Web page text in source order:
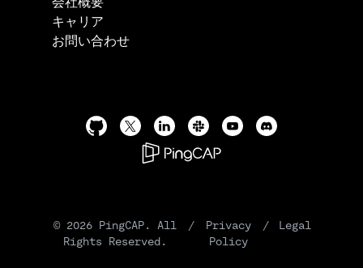
キャリア
お問い合わせ
© 2026PingCAP. All
Rights Reserved.
/
Privacy
Policy
/ Legal